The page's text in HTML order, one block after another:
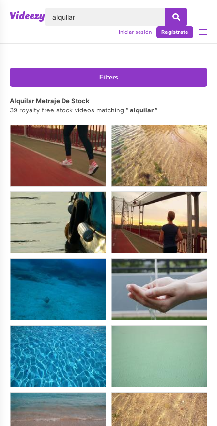
Iniciar sesión Regístrate
Filters
Alquilar Metraje De Stock
39 royalty free stock videos matching
alquilar